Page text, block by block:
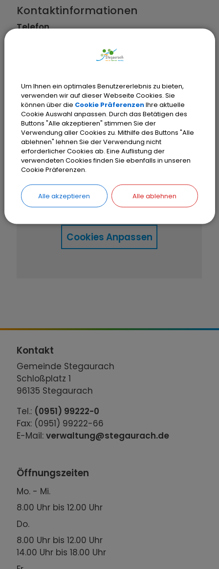
Kontaktinformationen
Telefon
OpenStreetMap wird
derzeit nicht angezeigt
Bitte aktivieren Sie "OpenStreetMap"
Cookies Anpassen
Kontakt
Gemeinde Stegaurach
Schloßplatz 1
96135 Stegaurach
Tel.: (0951) 99222-0
Fax: (0951) 99222-66
E-Mail:verwaltung@stegaurach.de
Öffnungszeiten
Mo. - Mi.
8.00 Uhr bis 12.00 Uhr
Do.
8.00 Uhr bis 12.00 Uhr
14.00 Uhr bis 18.00 Uhr
Um Ihnen ein optimales Benutzererlebnis zu bieten,
verwenden wir auf dieser Webseite Cookies. Sie
können über die Cookie PräferenzenIhre aktuelle
Cookie Auswahl anpassen. Durch das Betätigen des
Buttons "Alle akzeptieren" stimmen Sie der
Verwendung aller Cookies zu. Mithilfe des Buttons "Alle
ablehnen" lehnen Sie der Verwendung nicht
erforderlicher Cookies ab. Eine Auflistung der
verwendeten Cookies finden Sie ebenfalls in unseren
Cookie Präferenzen.
Alle akzeptieren Alle ablehnen